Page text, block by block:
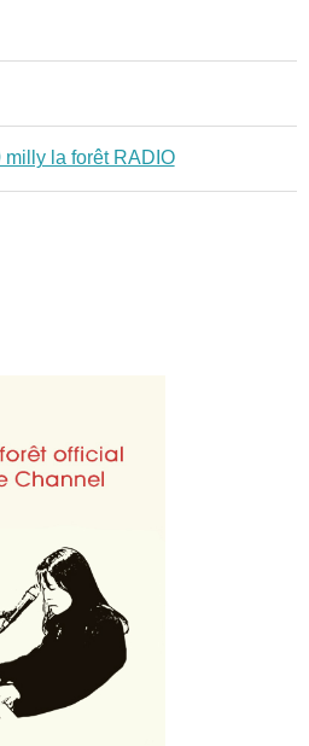
la forêt RADIO